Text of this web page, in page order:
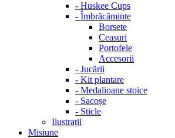
- Huskee Cups
- Îmbrăcăminte
Borsete
Ceasuri
Portofele
Accesorii
- Jucării
- Kit plantare
- Medalioane stoice
- Sacoșe
- Sticle
Ilustrații
Misiune